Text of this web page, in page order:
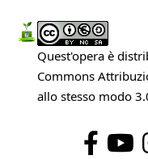
Quest'opera è
Commons
allo stesso modo